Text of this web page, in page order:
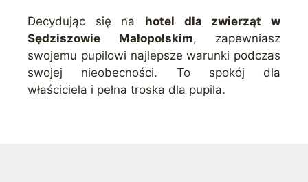
Decydując się na hotel dla zwierząt w
Sędziszowie Małopolskim, zapewniasz
swojemu pupilowi najlepsze warunki podczas
swojej nieobecności. To spokój dla
właściciela i pełna troska dla pupila.